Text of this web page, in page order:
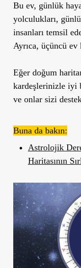
Bu ev, günlük
yolculukları,
insanları temsil
Ayrıca, üçüncü
Eğer doğum
kardeşlerinizle
ve onlar sizi
Buna da bakın:
Astrolojik
Haritasının